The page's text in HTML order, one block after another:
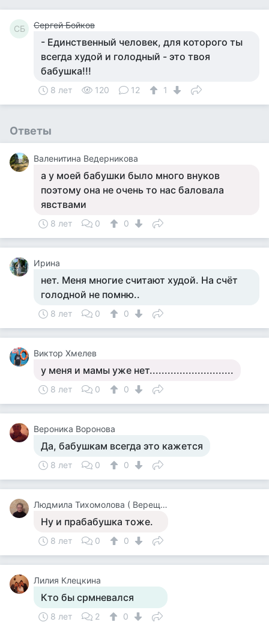
СБ Сергей Бойков
- Единственный человек, для которого ты
всегда худой и голодный - это твоя
бабушка!!!
8 лет 120 12 1
Ответы
Валенитина Ведерникова
а у моей бабушки было много внуков
поэтому она не очень то нас баловала
явствами
8 лет 0 0
Ирина
нет. Меня многие считают худой. На счёт
голодной не помню..
8 лет 0 0
Виктор Хмелев
у меня и мамы уже нет............................
8 лет 0 0
Вероника Воронова
Да, бабушкам всегда это кажется
8 лет 0 0
Людмила Тихомолова ( Верещагина )
Ну и прабабушка тоже.
8 лет 0 0
Лилия Клецкина
Кто бы срмневался
8 лет 2 0